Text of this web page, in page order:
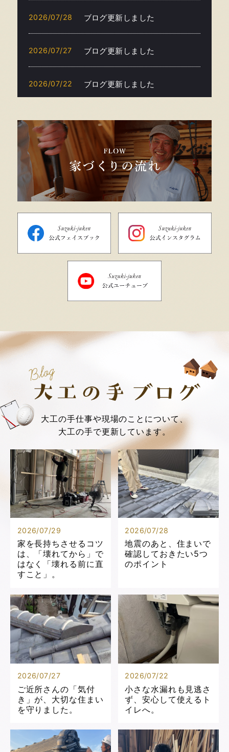
2026/07/28 ブログ更新しました
2026/07/27 ブログ更新しました
2026/07/22 ブログ更新しました
2026/07/20 ブログ更新しました
大工の手仕事や現場のことについて、
大工の手で更新しています。
2026/07/29
家を長持ちさせるコツ
は、「壊れてから」で
はなく「壊れる前に直
すこと」。
2026/07/28
地震のあと、住まいで
確認しておきたい5つ
のポイント
2026/07/27
ご近所さんの「気付
き」が、大切な住まい
を守りました。
2026/07/22
小さな水漏れも見逃さ
ず、安心して使えるト
イレへ。